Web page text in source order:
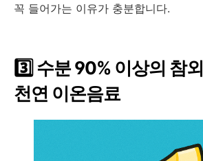
꼭 들어가는 이유가 충분합니다.
3️ 수분90% 이상의 참외
천연 이온음료